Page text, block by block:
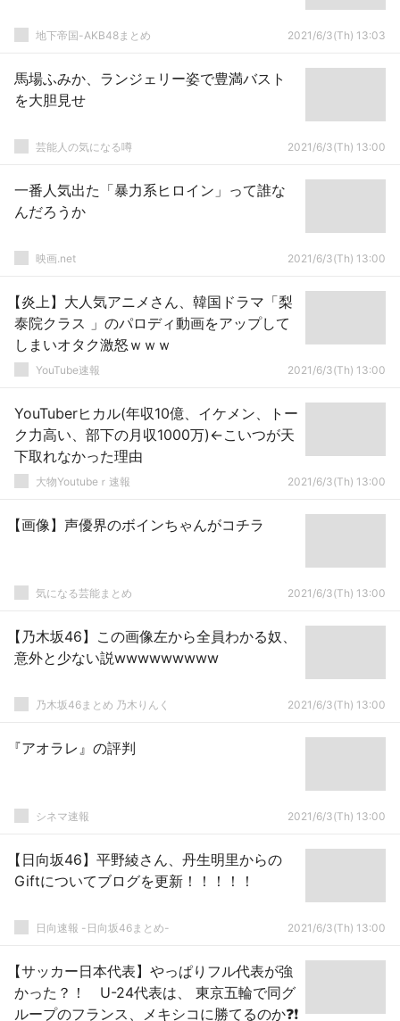
地下帝国-AKB48まとめ 2021/6/3(Th) 13:03
馬場ふみか、ランジェリー姿で豊満バスト
を大胆見せ
芸能人の気になる噂 2021/6/3(Th) 13:00
一番人気出た「暴力系ヒロイン」って誰な
んだろうか
映画.net 2021/6/3(Th) 13:00
【炎上】大人気アニメさん、韓国ドラマ「梨
泰院クラス 」のパロディ動画をアップして
しまいオタク激怒ｗｗｗ
YouTube速報 2021/6/3(Th) 13:00
YouTuberヒカル(年収10億、イケメン、トー
ク力高い、部下の月収1000万)←こいつが天
下取れなかった理由
大物Youtubeｒ速報 2021/6/3(Th) 13:00
【画像】声優界のボインちゃんがコチラ
気になる芸能まとめ 2021/6/3(Th) 13:00
【乃木坂46】この画像左から全員わかる奴、
意外と少ない説wwwwwwwww
乃木坂46まとめ 乃木りんく 2021/6/3(Th) 13:00
『アオラレ』の評判
シネマ速報 2021/6/3(Th) 13:00
【日向坂46】平野綾さん、丹生明里からの
Giftについてブログを更新！！！！！
日向速報 -日向坂46まとめ- 2021/6/3(Th) 13:00
【サッカー日本代表】やっぱりフル代表が強
かった？！ U-24代表は、 東京五輪で同グ
ループのフランス、メキシコに勝てるのか❓❗